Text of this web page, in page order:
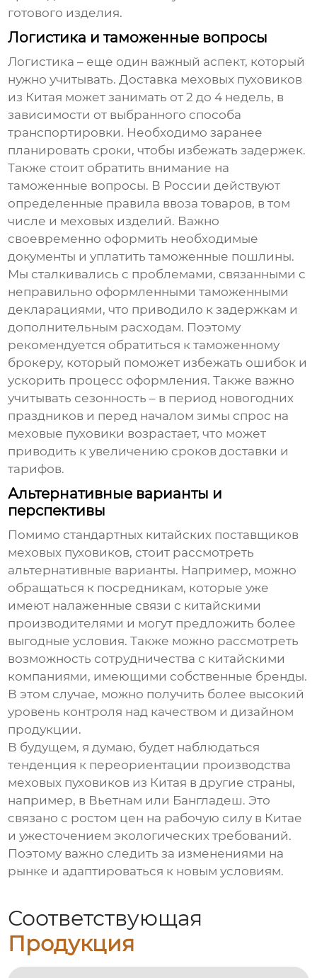
готового изделия.
Логистика и таможенные вопросы
Логистика – еще один важный аспект, который
нужно учитывать. Доставка меховых пуховиков
из Китая может занимать от 2 до 4 недель, в
зависимости от выбранного способа
транспортировки. Необходимо заранее
планировать сроки, чтобы избежать задержек.
Также стоит обратить внимание на
таможенные вопросы. В России действуют
определенные правила ввоза товаров, в том
числе и меховых изделий. Важно
своевременно оформить необходимые
документы и уплатить таможенные пошлины.
Мы сталкивались с проблемами, связанными с
неправильно оформленными таможенными
декларациями, что приводило к задержкам и
дополнительным расходам. Поэтому
рекомендуется обратиться к таможенному
брокеру, который поможет избежать ошибок и
ускорить процесс оформления. Также важно
учитывать сезонность – в период новогодних
праздников и перед началом зимы спрос на
меховые пуховики возрастает, что может
приводить к увеличению сроков доставки и
тарифов.
Альтернативные варианты и
перспективы
Помимо стандартных китайских поставщиков
меховых пуховиков, стоит рассмотреть
альтернативные варианты. Например, можно
обращаться к посредникам, которые уже
имеют налаженные связи с китайскими
производителями и могут предложить более
выгодные условия. Также можно рассмотреть
возможность сотрудничества с китайскими
компаниями, имеющими собственные бренды.
В этом случае, можно получить более высокий
уровень контроля над качеством и дизайном
продукции.
В будущем, я думаю, будет наблюдаться
тенденция к переориентации производства
меховых пуховиков из Китая в другие страны,
например, в Вьетнам или Бангладеш. Это
связано с ростом цен на рабочую силу в Китае
и ужесточением экологических требований.
Поэтому важно следить за изменениями на
рынке и адаптироваться к новым условиям.
Соответствующая
Продукция